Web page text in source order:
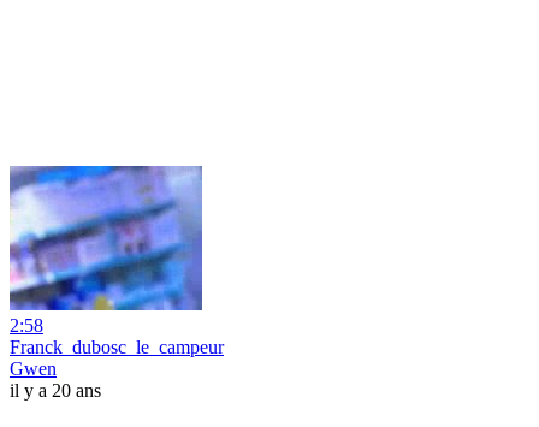
2:58
Franck_dubosc_le_campeur
Gwen
il y a 20 ans